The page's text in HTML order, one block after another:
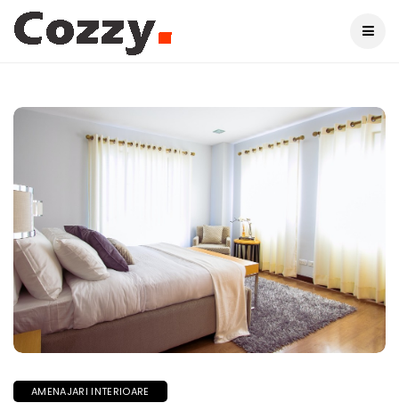
AMENAJARI INTERIOARE